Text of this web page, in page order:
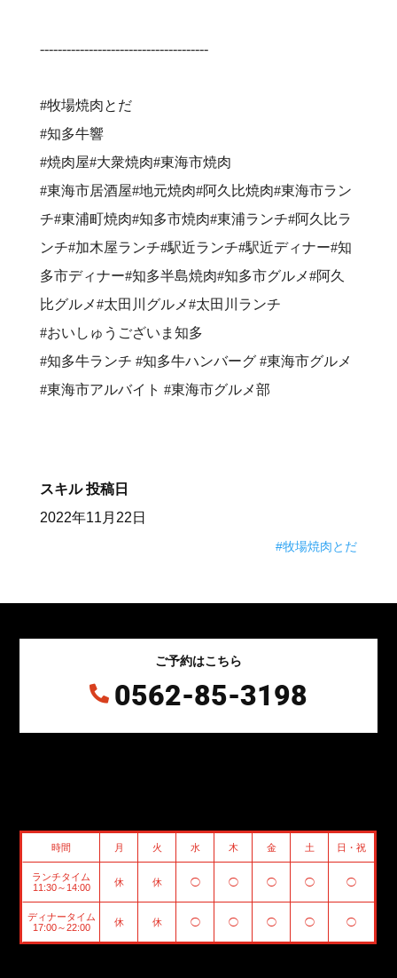
--------------------------------------⠀
#牧場焼肉とだ⠀
#知多牛響⠀
#焼肉屋#大衆焼肉#東海市焼肉⠀
#東海市居酒屋#地元焼肉#阿久比焼肉#東海市ラン
チ#東浦町焼肉#知多市焼肉#東浦ランチ#阿久比ラ
ンチ#加木屋ランチ#駅近ランチ#駅近ディナー#知
多市ディナー#知多半島焼肉#知多市グルメ#阿久
比グルメ#太田川グルメ#太田川ランチ⠀
#おいしゅうございま知多⠀
#知多牛ランチ #知多牛ハンバーグ #東海市グルメ
#東海市アルバイト #東海市グルメ部
スキル 投稿日
2022年11月22日
#牧場焼肉とだ
ご予約はこちら
 0562-85-3198
時間 月 火 水 木 金 土 日・祝
ランチタイム
11:30～14:00
休 休 ◯ ◯ ◯ ◯ ◯
ディナータイム
17:00～22:00
休 休 ◯ ◯ ◯ ◯ ◯